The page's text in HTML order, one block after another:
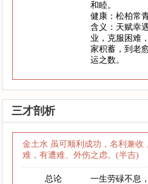
和睦。
健康：松柏常
含义：天赋幸
业，克服困难
家积蓄，到老
运之数。
三才剖析
金土水 虽可顺利成功，名利兼收
难，有遭难、外伤之虑。(半吉)
总论
一生劳碌不息